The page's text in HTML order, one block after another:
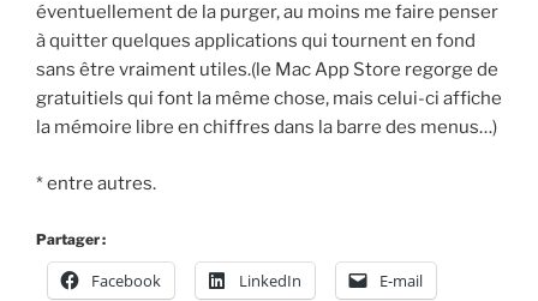
éventuellement de la purger, au moins me faire penser
à quitter quelques applications qui tournent en fond
sans être vraiment utiles.(le Mac App Store regorge de
gratuitiels qui font la même chose, mais celui-ci affiche
la mémoire libre en chiffres dans la barre des menus…)
* entre autres.
Partager :
Facebook LinkedIn E-mail